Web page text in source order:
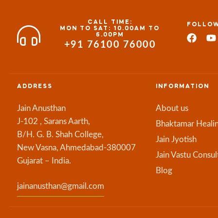
CALL TIME:
MON TO SAT: 10.00AM TO
6.00PM
+91 76100 76000
ADDRESS
Jain Anusthan
J-102 , Sarans Aarth,
B/H. G. B. Shah College,
New Vasna, Ahmedabad-380007
Gujarat – India.
jainanusthan@gmail.com
INFORMATION
About us
Bhaktamar
Jain Jyotish
Jain Vastu
Blog